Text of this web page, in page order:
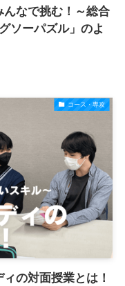
んなで挑む！～総合
ソーパズル」のよ
コース・専攻
の対面授業とは！